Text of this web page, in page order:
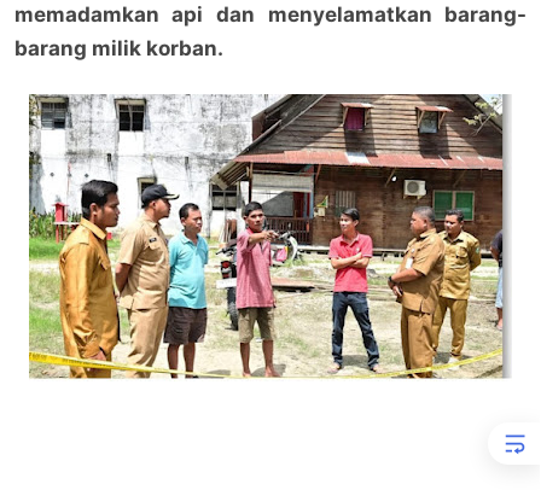
memadamkan api dan menyelamatkan barang-
barang milik korban.